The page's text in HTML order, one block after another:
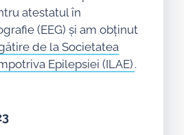
atestatul în
(EEG) și am obținut
de la Societatea
Epilepsiei (ILAE) .